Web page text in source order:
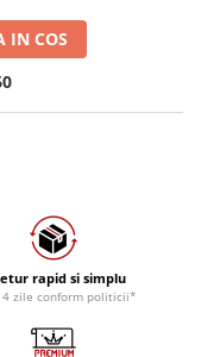
IN COS
rapid si simplu
zile conform politicii*